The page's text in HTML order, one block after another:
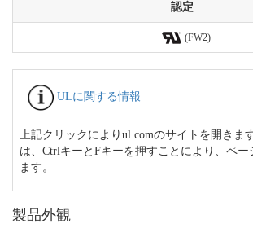
認定
(FW2)
ULに関する情報
上記クリックによりul.comのサイトを開きま
は、CtrlキーとFキーを押すことにより、ペー
ます。
製品外観